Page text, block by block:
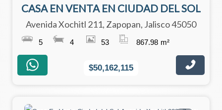
CASA EN VENTA EN CIUDAD DEL SOL
Avenida Xochitl 211, Zapopan, Jalisco 45050
5 4 53 867.98 m²
$50,162,115